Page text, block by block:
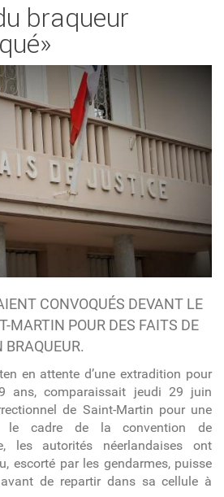
braqueur
CONVOQUÉS DEVANT LE
MARTIN POUR DES FAITS DE
BRAQUEUR.
en attente d’une extradition pour
ans, comparaissait jeudi 29 juin
de Saint-Martin pour une
le cadre de la convention de
les autorités néerlandaises ont
escorté par les gendarmes, puisse
avant de repartir dans sa cellule à